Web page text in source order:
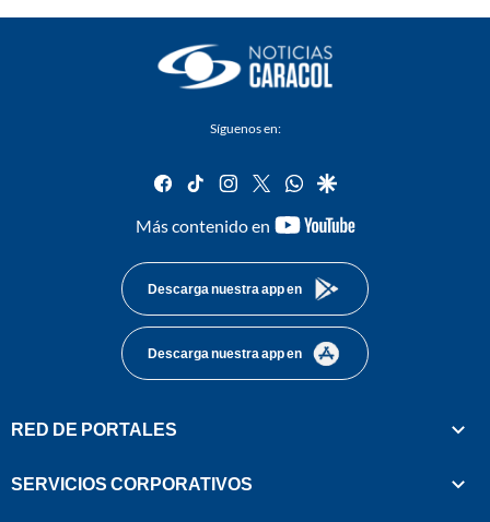
Síguenos en:
facebook
tiktok instagram
twitterwhatsapp
google
Más contenido en
youtube-
Descarga nuestra app en
Descarga nuestra app en
RED DE PORTALES
SERVICIOS CORPORATIVOS